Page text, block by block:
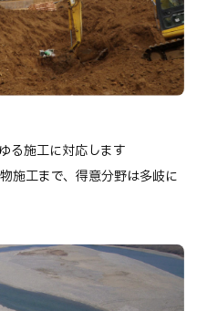
る施工に対応します
施工まで、得意分野は多岐に